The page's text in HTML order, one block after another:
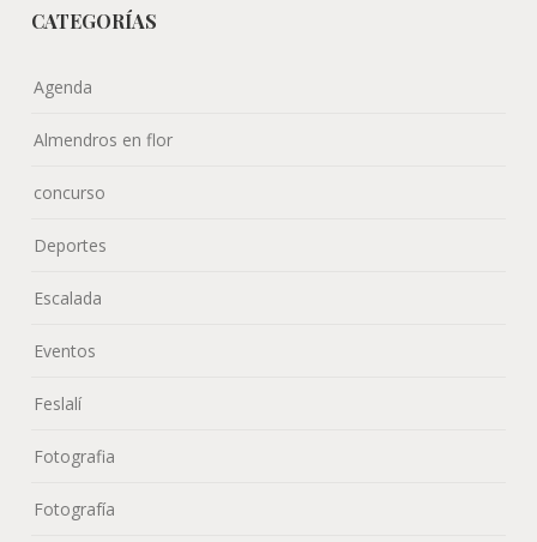
CATEGORÍAS
Agenda
Almendros en flor
concurso
Deportes
Escalada
Eventos
Feslalí
Fotografia
Fotografía